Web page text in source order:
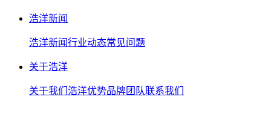
浩洋新闻
浩洋新闻行业动态常见问题
关于浩洋
关于我们 浩洋优势品牌团队联系我们